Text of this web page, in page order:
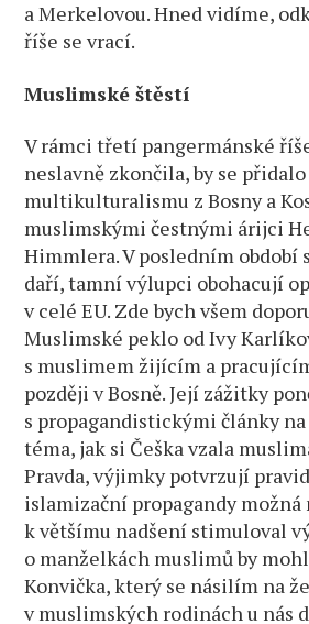
a Merkelovou. Hned vidíme,
říše se vrací.
Muslimské štěstí
V rámci třetí pangermánské
neslavně zkončila, by se
multikulturalismu z Bosny a
muslimskými čestnými árijci
Himmlera. V posledním období
daří, tamní výlupci obohacují
v celé EU. Zde bych všem
Muslimské peklo od Ivy
s muslimem žijícím a
později v Bosně. Její zážitky
s propagandistickými články na
téma, jak si Češka vzala
Pravda, výjimky potvrzují
islamizační propagandy
k většímu nadšení stimuloval
o manželkách muslimů by
Konvička, který se násilím na
v muslimských rodinách u nás